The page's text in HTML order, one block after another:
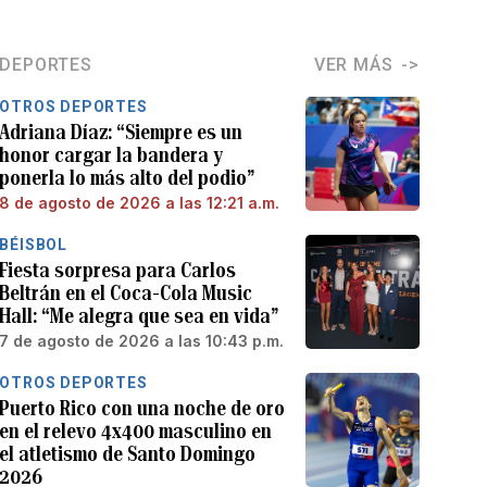
DEPORTES VER MÁS
OTROS DEPORTES
Adriana Díaz: “Siempre es un
honor cargar la bandera y
ponerla lo más alto del podio”
8 de agosto de 2026 a las 12:21 a.m.
BÉISBOL
Fiesta sorpresa para Carlos
Beltrán en el Coca-Cola Music
Hall: “Me alegra que sea en vida”
7 de agosto de 2026 a las 10:43 p.m.
OTROS DEPORTES
Puerto Rico con una noche de oro
en el relevo 4x400 masculino en
el atletismo de Santo Domingo
2026